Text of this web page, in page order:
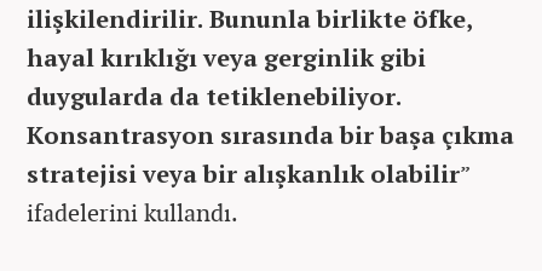
ilişkilendirilir. Bununla birlikte öfke,
hayal kırıklığı veya gerginlik gibi
duygularda da tetiklenebiliyor.
Konsantrasyon sırasında bir başa çıkma
stratejisi veya bir alışkanlık olabilir”
ifadelerini kullandı.